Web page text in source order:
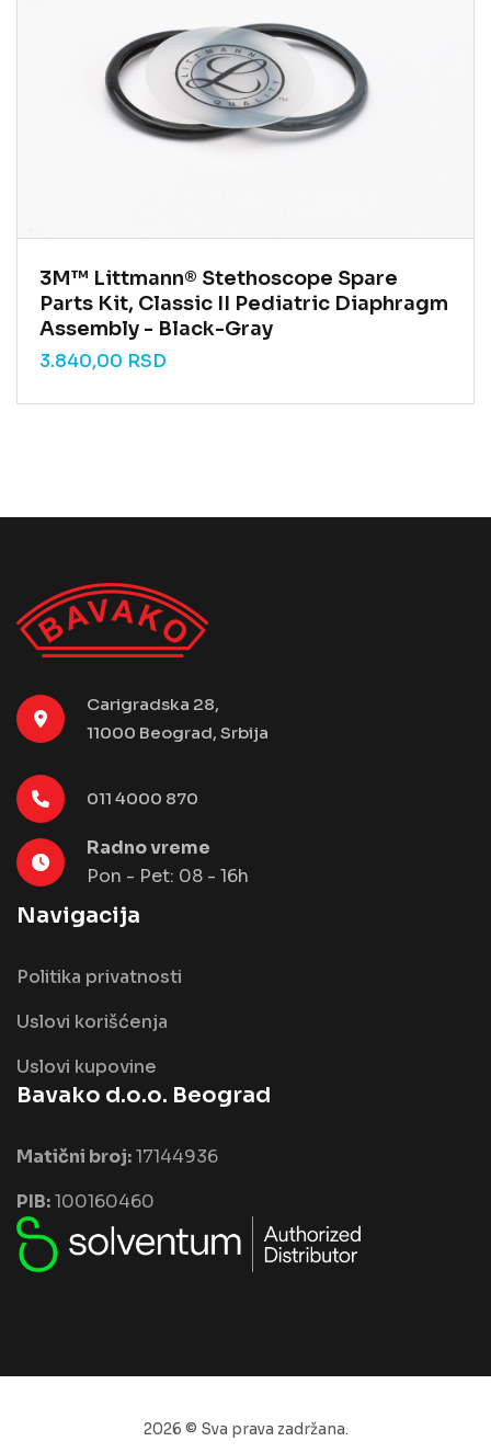
3M™ Littmann® Stethoscope Spare
Parts Kit, Classic II Pediatric Diaphragm
Assembly - Black-Gray
3.840,00 RSD
Carigradska 28,
11000 Beograd, Srbija
011 4000 870
Radno vreme
Pon - Pet: 08 - 16h
Navigacija
Politika privatnosti
Uslovi korišćenja
Uslovi kupovine
Bavako d.o.o. Beograd
Matični broj:17144936
PIB:100160460
2026 © Sva prava zadržana.